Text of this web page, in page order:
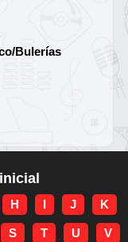
Bulerías
H I J K
S T U V